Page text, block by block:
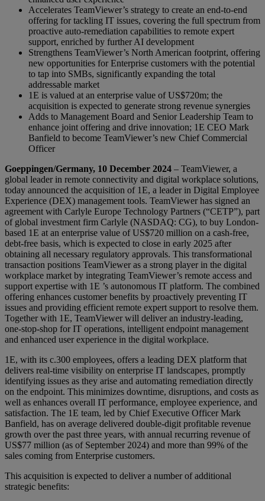
Accelerates TeamViewer’s strategy to create an end-to-end
offering for tackling IT issues, covering the full spectrum from
proactive auto-remediation capabilities to remote expert
support, enriched by further AI development
Strengthens TeamViewer’s North American footprint, offering
new opportunities for Enterprise customers with the potential
to tap into SMBs, significantly expanding the total
addressable market
1E is valued at an enterprise value of US$720m; the
acquisition is expected to generate strong revenue synergies
Adds to Management Board and Senior Leadership Team to
enhance joint offering and drive innovation; 1E CEO Mark
Banfield to become TeamViewer’s new Chief Commercial
Officer
Goeppingen/Germany, 10 December 2024 – TeamViewer, a
global leader in remote connectivity and digital workplace solutions,
today announced the acquisition of 1E, a leader in Digital Employee
Experience (DEX) management tools. TeamViewer has signed an
agreement with Carlyle Europe Technology Partners (“CETP”), part
of global investment firm Carlyle (NASDAQ: CG), to buy London-
based 1E at an enterprise value of US$720 million on a cash-free,
debt-free basis, which is expected to close in early 2025 after
obtaining all necessary regulatory approvals. This transformational
transaction positions TeamViewer as a strong player in the digital
workplace market by integrating TeamViewer’s remote access and
support expertise with 1E ’s autonomous IT platform. The combined
offering enhances customer benefits by proactively preventing IT
issues and providing efficient remote expert support to resolve them.
Together with 1E, TeamViewer will deliver an industry-leading,
one-stop-shop for IT operations, intelligent endpoint management
and enhanced user experience in the digital workplace.
1E, with its c.300 employees, offers a leading DEX platform that
delivers real-time visibility on enterprise IT landscapes, promptly
identifying issues as they arise and automating remediation directly
on the endpoint. This minimizes downtime, disruptions, and costs as
well as enhances overall IT performance, employee experience, and
satisfaction. The 1E team, led by Chief Executive Officer Mark
Banfield, has on average delivered double-digit profitable revenue
growth over the past three years, with annual recurring revenue of
US$77 million (as of September 2024) and more than 99% of the
sales coming from Enterprise customers.
This acquisition is expected to deliver a number of additional
strategic benefits: